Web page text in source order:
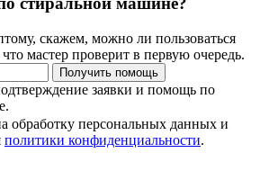
скажем, можно ли пользоваться
мастер проверит в первую очередь.
Получить помощь
заявки и помощь по
обработку персональных данных и
политики конфиденциальности.